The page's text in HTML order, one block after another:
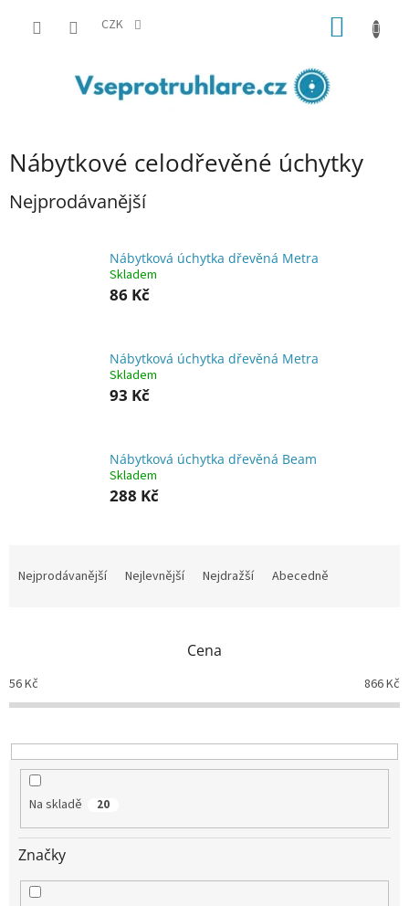
CZK
Nábytkové celodřevěné úchytky
Nejprodávanější
Nábytková úchytka dřevěná Metra
Skladem
86 Kč
Nábytková úchytka dřevěná Metra
Skladem
93 Kč
Nábytková úchytka dřevěná Beam
Skladem
288 Kč
p
r
o
u
Nejprodávanější Nejlevnější Nejdražší Abecedně
Cena
56Kč 866Kč
Na skladě 20
Značky